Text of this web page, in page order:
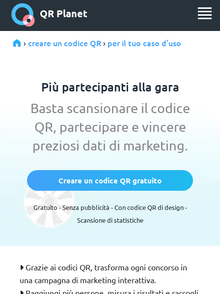
QR Planet
› creare un codice QR › per il tuo caso d’uso
Più partecipanti alla gara
Basta scansionare il codice
QR, partecipare e vincere
preziosi dati di marketing.
Creare un codice QR gratuito
Gratuito - Senza pubblicità - Con codice QR di design -
Scansione di statistiche
Grazie ai codici QR, trasforma ogni concorso in
una campagna di marketing interattiva.